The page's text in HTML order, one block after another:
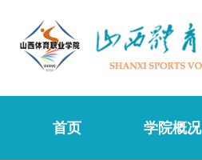
首页 学院概况